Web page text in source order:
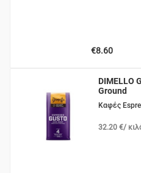
€8.60
DIMELLO
Ground
Καφές
32.20 €/